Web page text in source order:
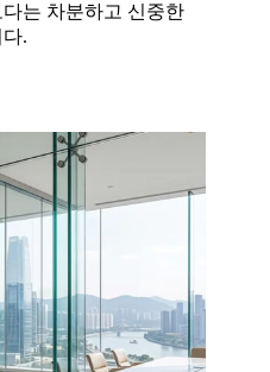
는 차분하고 신중한
.